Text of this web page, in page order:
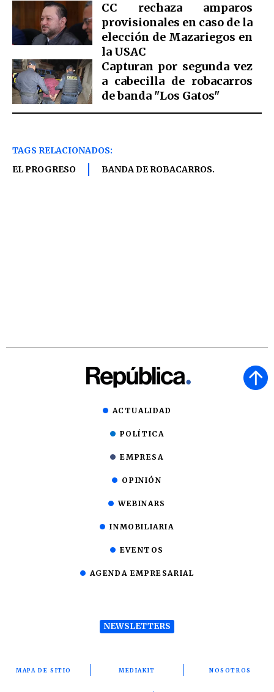
CC rechaza amparos
provisionales en caso de la
elección de Mazariegos en
la USAC
Capturan por segunda vez
a cabecilla de robacarros
de banda "Los Gatos"
TAGS RELACIONADOS:
EL PROGRESO
BANDA DE ROBACARROS.
ACTUALIDAD
POLÍTICA
EMPRESA
OPINIÓN
WEBINARS
INMOBILIARIA
EVENTOS
AGENDA EMPRESARIAL
NEWSLETTERS
MAPA DE SITIO MEDIAKIT NOSOTROS